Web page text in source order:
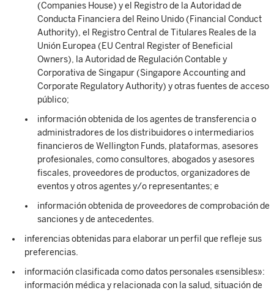
(Companies House) y el Registro de la Autoridad de
Conducta Financiera del Reino Unido (Financial Conduct
Authority), el Registro Central de Titulares Reales de la
Unión Europea (EU Central Register of Beneficial
Owners), la Autoridad de Regulación Contable y
Corporativa de Singapur (Singapore Accounting and
Corporate Regulatory Authority) y otras fuentes de acceso
público;
información obtenida de los agentes de transferencia o
administradores de los distribuidores o intermediarios
financieros de Wellington Funds, plataformas, asesores
profesionales, como consultores, abogados y asesores
fiscales, proveedores de productos, organizadores de
eventos y otros agentes y/o representantes; e
información obtenida de proveedores de comprobación de
sanciones y de antecedentes.
inferencias obtenidas para elaborar un perfil que refleje sus
preferencias.
información clasificada como datos personales «sensibles»:
información médica y relacionada con la salud, situación de